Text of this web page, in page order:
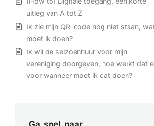
uitleg van A tot Z
Ik zie mijn QR-code nog niet staan, wat
moet ik doen?
Ik wil de seizoenhuur voor mijn
vereniging doorgeven, hoe werkt dat
voor wanneer moet ik dat doen?
Ga snel naar